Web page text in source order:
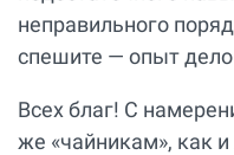
неправильного
спешите — опыт
Всех благ! С
же «чайникам», как и